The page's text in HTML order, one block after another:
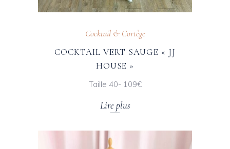
Cocktail & Cortège
COCKTAIL VERT SAUGE « JJ
HOUSE »
Taille 40- 109€
Lire plus